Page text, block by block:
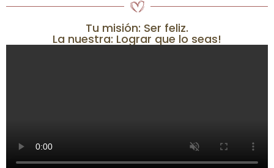
Tu misión: Ser feliz.
La nuestra: Lograr que lo seas!